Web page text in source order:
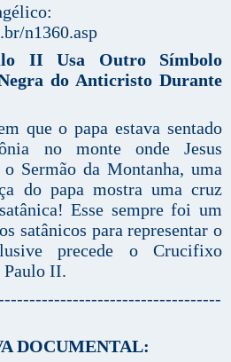
n1360.asp
II Usa Outro Símbolo
do Anticristo Durante
que o papa estava sentado
no monte onde Jesus
o Sermão da Montanha, uma
do papa mostra uma cruz
Esse sempre foi um
satânicos para representar o
precede o Crucifixo
Paulo II.
DOCUMENTAL: